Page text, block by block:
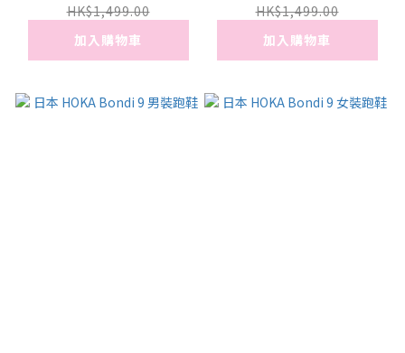
HK$1,499.00
加入購物車
HK$1,499.00
加入購物車